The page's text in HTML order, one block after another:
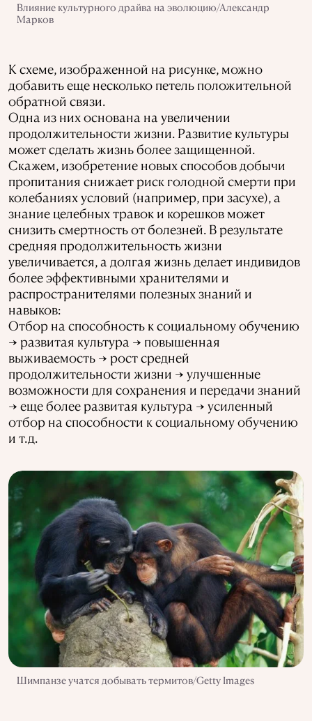
Влияние культурного драйва на эволюцию/Александр
Марков
К схеме, изображенной на рисунке, можно
добавить еще несколько петель положительной
обратной связи.
Одна из них основана на увеличении
продолжительности жизни. Развитие культуры
может сделать жизнь более защищенной.
Скажем, изобретение новых способов добычи
пропитания снижает риск голодной смерти при
колебаниях условий (например, при засухе), а
знание целебных травок и корешков может
снизить смертность от болезней. В результате
средняя продолжительность жизни
увеличивается, а долгая жизнь делает индивидов
более эффективными хранителями и
распространителями полезных знаний и
навыков:
Отбор на способность к социальному обучению
→ развитая культура → повышенная
выживаемость → рост средней
продолжительности жизни → улучшенные
возможности для сохранения и передачи знаний
→ еще более развитая культура → усиленный
отбор на способности к социальному обучению
и т.д.
Шимпанзе учатся добывать термитов/Getty Images